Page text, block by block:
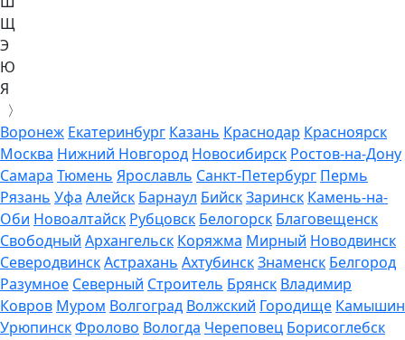
Щ
Э
Ю
Я
〉
Воронеж Екатеринбург Казань Краснодар Красноярск
Москва Нижний Новгород Новосибирск Ростов-на-Дону
Самара Тюмень Ярославль Санкт-Петербург Пермь
Рязань Уфа Алейск Барнаул БийскЗаринск Камень-на-
Оби Новоалтайск Рубцовск Белогорск Благовещенск
Свободный Архангельск Коряжма Мирный Новодвинск
СеверодвинскАстрахань АхтубинскЗнаменск Белгород
Разумное Северный Строитель Брянск Владимир
Ковров Муром Волгоград Волжский Городище Камышин
УрюпинскФролово Вологда Череповец Борисоглебск